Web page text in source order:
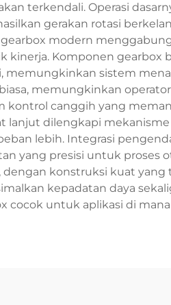
terkendali. Operasi
gerakan rotasi
modern
kinerja. Komponen gearbox
sistem
memungkinkan
canggih yang
lanjut dilengkapi
lebih. Integrasi
yang presisi untuk proses
konstruksi kuat yang
kepadatan daya
cocok untuk aplikasi di